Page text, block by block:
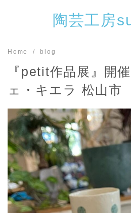
陶芸工房
Home blog
『petit作品展』開
ェ・キエラ 松山市